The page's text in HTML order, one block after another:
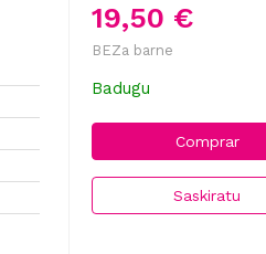
19,50 €
BEZa barne
Badugu
Comprar
Saskiratu